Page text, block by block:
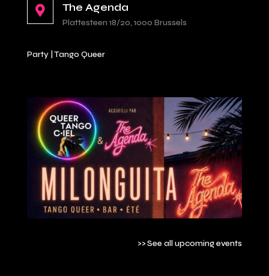
 The Agenda
Plattesteen 18/20, 1000 Brussels
Party| Tango Queer
>> See all upcoming events